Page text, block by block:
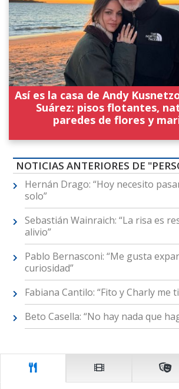
Así es la casa de Andy
Suárez: pisos flotantes,
paredes de flores y
NOTICIAS ANTERIORES DE
Hernán Drago: “Hoy necesito
solo”
Sebastián Wainraich: “La risa es
alivio”
Pablo Bernasconi: “Me gusta
curiosidad”
Fabiana Cantilo: “Fito y Charly me
Beto Casella: “No hay nada que